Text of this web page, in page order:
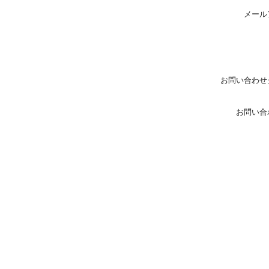
メー
お問い合わ
お問い